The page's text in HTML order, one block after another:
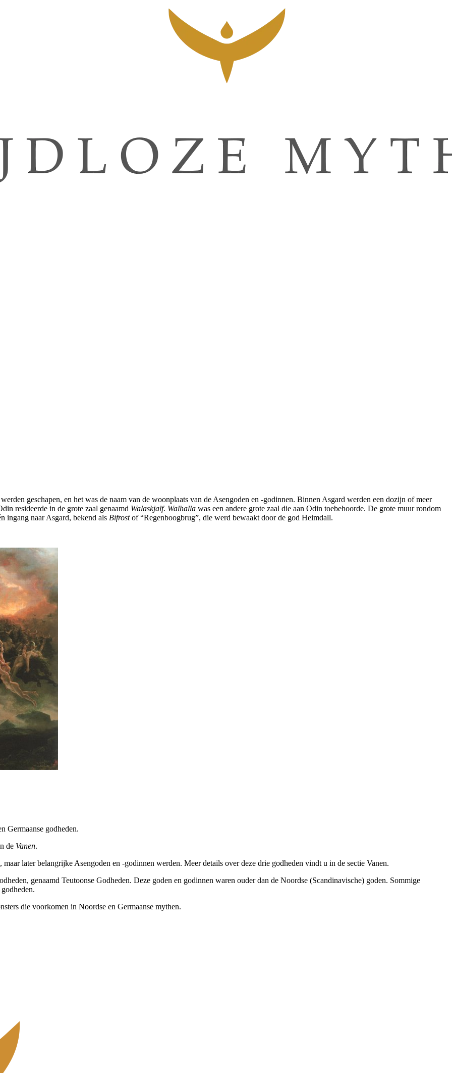
geschapen, en het was de naam van de woonplaats van de Asengoden en -godinnen. Binnen Asgard werden een dozijn of meer
resideerde in de grote zaal genaamd Walaskjalf. Walhalla was een andere grote zaal die aan Odin toebehoorde. De grote muur rondom
ingang naar Asgard, bekend als Bifrostof “Regenboogbrug”, die werd bewaakt door de god Heimdall.
Germaanse godheden.
de Vanen.
later belangrijke Asengoden en -godinnen werden. Meer details over deze drie godheden vindt u in de sectie Vanen.
genaamd Teutoonse Godheden. Deze goden en godinnen waren ouder dan de Noordse (Scandinavische) goden. Sommige
die voorkomen in Noordse en Germaanse mythen.